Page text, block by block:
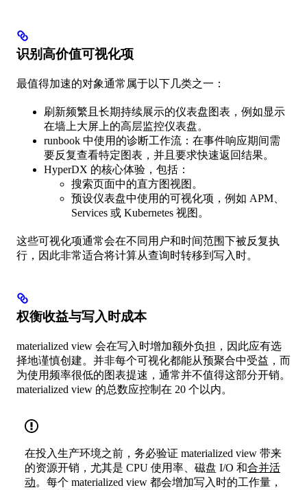
识别高价值可视化项
最值得加速的对象通常属于以下几类之一：
刷新频繁且长期持续展示的仪表盘图表，例如显示
在墙上大屏上的高层监控仪表盘。
runbook 中使用的诊断工作流：在事件响应期间需
要反复查看特定图表，并且要求快速返回结果。
HyperDX 的核心体验，包括：
搜索页面中的直方图视图。
预设仪表盘中使用的可视化项，例如 APM、
Services 或 Kubernetes 视图。
这些可视化项通常会在不同用户和时间范围下被反复执
行，因此非常适合将计算从查询时转移到写入时。
权衡收益与写入时成本
materialized view 会在写入时增加额外负担，因此应有选
择地谨慎创建。并非每个可视化都能从预聚合中受益，而
为使用频率很低的图表提速，通常并不值得这部分开销。
materialized view 的总数应控制在 20 个以内。
在投入生产环境之前，务必验证 materialized view 带来
的资源开销，尤其是 CPU 使用率、磁盘 I/O 和合并活
动。每个 materialized view 都会增加写入时的工作量，